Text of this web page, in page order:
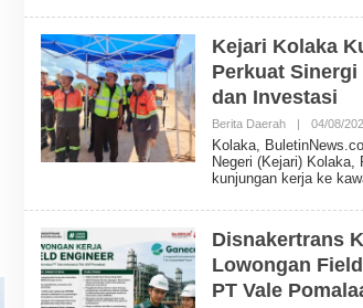
Kejari Kolaka
Perkuat Sinergi
dan Investasi
Berita Daerah | 04/08/
Kolaka,
Negeri (Kejari) Kolaka,
kunjungan kerja ke
Disnakertrans
Lowongan
PT Vale